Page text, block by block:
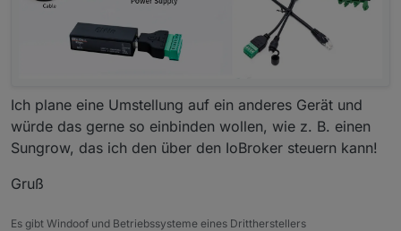
Ich plane eine Umstellung auf ein anderes Gerät und
würde das gerne so einbinden wollen, wie z. B. einen
Sungrow, das ich den über den IoBroker steuern kann!
Gruß
Es gibt Windoof und Betriebssysteme eines Drittherstellers